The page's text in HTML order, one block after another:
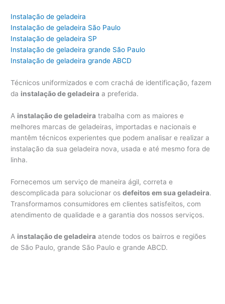
Instalação de geladeira
Instalação de geladeira São Paulo
Instalação de geladeira SP
Instalação de geladeira grande São Paulo
Instalação de geladeira grande ABCD
Técnicos uniformizados e com crachá de identificação, fazem
da instalação de geladeira a preferida.
A instalação de geladeira trabalha com as maiores e
melhores marcas de geladeiras, importadas e nacionais e
mantêm técnicos experientes que podem analisar e realizar a
instalação da sua geladeira nova, usada e até mesmo fora de
linha.
Fornecemos um serviço de maneira ágil, correta e
descomplicada para solucionar osdefeitos em sua geladeira.
Transformamos consumidores em clientes satisfeitos, com
atendimento de qualidade e a garantia dos nossos serviços.
A instalação de geladeira atende todos os bairros e regiões
de São Paulo, grande São Paulo e grande ABCD.